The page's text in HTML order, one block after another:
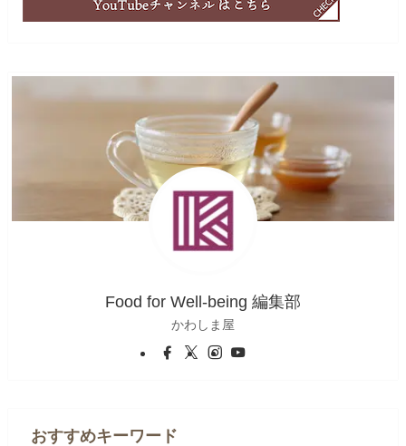
Food for Well-being 編集部
かわしま屋
おすすめキーワード